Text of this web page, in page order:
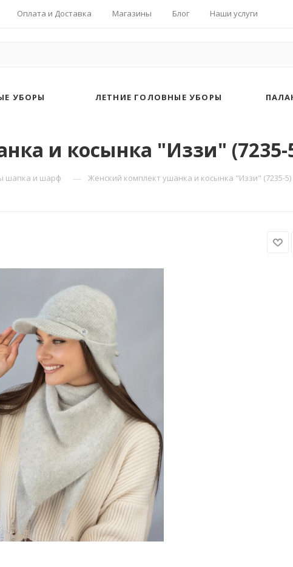
Оплата и Доставка Магазины Блог Наши услуги
УБОРЫ ЛЕТНИЕ ГОЛОВНЫЕ УБОРЫ
и косынка "Иззи" (7235-
шапка и шарф — Женский комплект ушанка и косынка "Иззи" (7235-5)